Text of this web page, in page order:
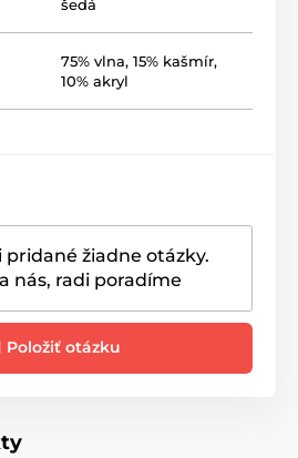
šedá
75% vlna, 15% kašmír,
10% akryl
pridané žiadne otázky.
nás, radi poradíme
Položiť otázku